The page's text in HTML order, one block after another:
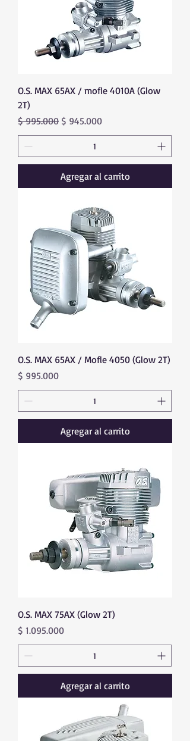
O.S. MAX 65AX / mofle 4010A (Glow
2T)
Precio
$ 995.000 Precio de oferta
$ 945.000
Agregar al carrito
O.S. MAX 65AX / Mofle 4050 (Glow 2T)
Precio
$ 995.000
Agregar al carrito
O.S. MAX 75AX (Glow 2T)
Precio
$ 1.095.000
Agregar al carrito